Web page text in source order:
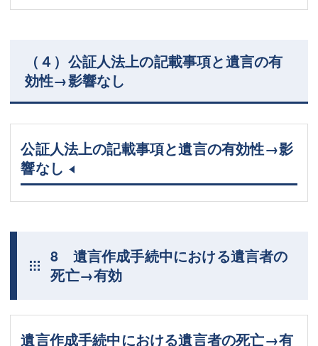
（４）公証人法上の記載事項と遺言の有
効性→影響なし
公証人法上の記載事項と遺言の有効性→影
響なし
8 遺言作成手続中における遺言者の
死亡→有効
遺言作成手続中における遺言者の死亡→有